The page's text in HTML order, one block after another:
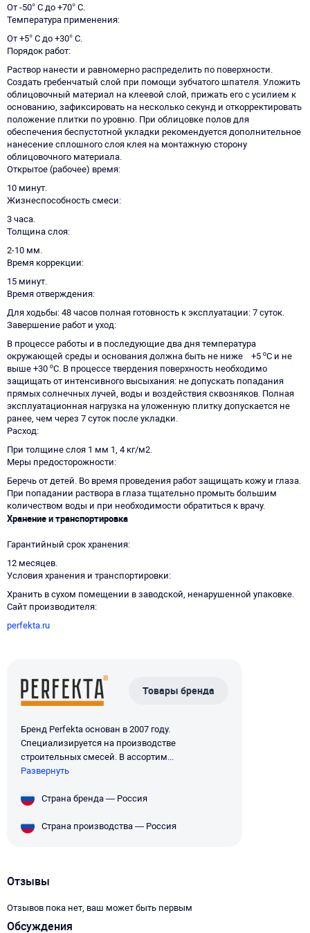
От -50° C до +70° C.
Температура применения
От +5° C до +30° C.
Порядок работ
Раствор нанести и равномерно распределить по поверхности.
Создать гребенчатый слой при помощи зубчатого шпателя. Уложить
облицовочный материал на клеевой слой, прижать его с усилием к
основанию, зафиксировать на несколько секунд и откорректировать
положение плитки по уровню. При облицовке полов для
обеспечения беспустотной укладки рекомендуется дополнительное
нанесение сплошного слоя клея на монтажную сторону
облицовочного материала.
Открытое (рабочее) время
10 минут.
Жизнеспособность смеси
3 часа.
Толщина слоя
2-10 мм.
Время коррекции
15 минут.
Время отверждения
Для ходьбы: 48 часов полная готовность к эксплуатации: 7 суток.
Завершение работ и уход
В процессе работы и в последующие два дня температура
окружающей среды и основания должна быть не ниже +5 ºС и не
выше +30 ºС. В процессе твердения поверхность необходимо
защищать от интенсивного высыхания: не допускать попадания
прямых солнечных лучей, воды и воздействия сквозняков. Полная
эксплуатационная нагрузка на уложенную плитку допускается не
ранее, чем через 7 суток после укладки.
Расход
При толщине слоя 1 мм 1, 4 кг/м2.
Меры предосторожности
Беречь от детей. Во время проведения работ защищать кожу и глаза.
При попадании раствора в глаза тщательно промыть большим
количеством воды и при необходимости обратиться к врачу.
Хранение и транспортировка
Гарантийный срок хранения
12 месяцев.
Условия хранения и транспортировки
Хранить в сухом помещении в заводской, ненарушенной упаковке.
Сайт производителя
perfekta.ru
Товары бренда
Бренд Perfekta основан в 2007 году.
Специализируется на производстве
строительных смесей. В ассортим...
Развернуть
Страна бренда — Россия
Страна производства — Россия
Отзывы
Отзывов пока нет, ваш может быть первым
Обсуждения